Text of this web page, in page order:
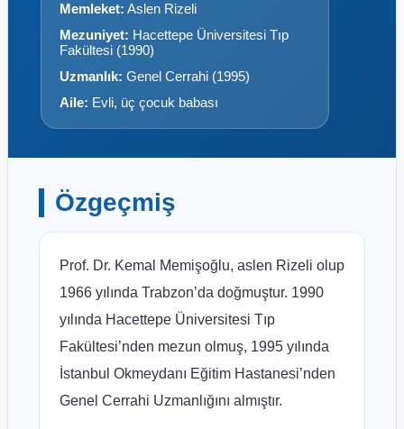
Memleket: Aslen Rizeli
Mezuniyet: Hacettepe Üniversitesi Tıp
Fakültesi (1990)
Uzmanlık: Genel Cerrahi (1995)
Aile: Evli, üç çocuk babası
Özgeçmiş
Prof. Dr. Kemal Memişoğlu, aslen Rizeli olup
1966 yılında Trabzon’da doğmuştur. 1990
yılında Hacettepe Üniversitesi Tıp
Fakültesi’nden mezun olmuş, 1995 yılında
İstanbul Okmeydanı Eğitim Hastanesi’nden
Genel Cerrahi Uzmanlığını almıştır.